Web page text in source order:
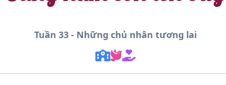
Tuần 33 - Những chủ nhân tương lai